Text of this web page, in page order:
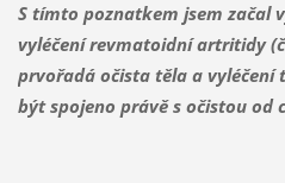
S tímto poznatkem jsem začal
vyléčení revmatoidní artritidy
prvořadá očista těla a vyléčení
být spojeno právě s očistou od